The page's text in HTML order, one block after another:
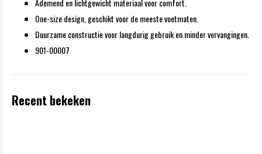
Ademend en lichtgewicht materiaal voor comfort.
One-size design, geschikt voor de meeste voetmaten.
Duurzame constructie voor langdurig gebruik en minder vervangingen.
901-00007
Recent bekeken